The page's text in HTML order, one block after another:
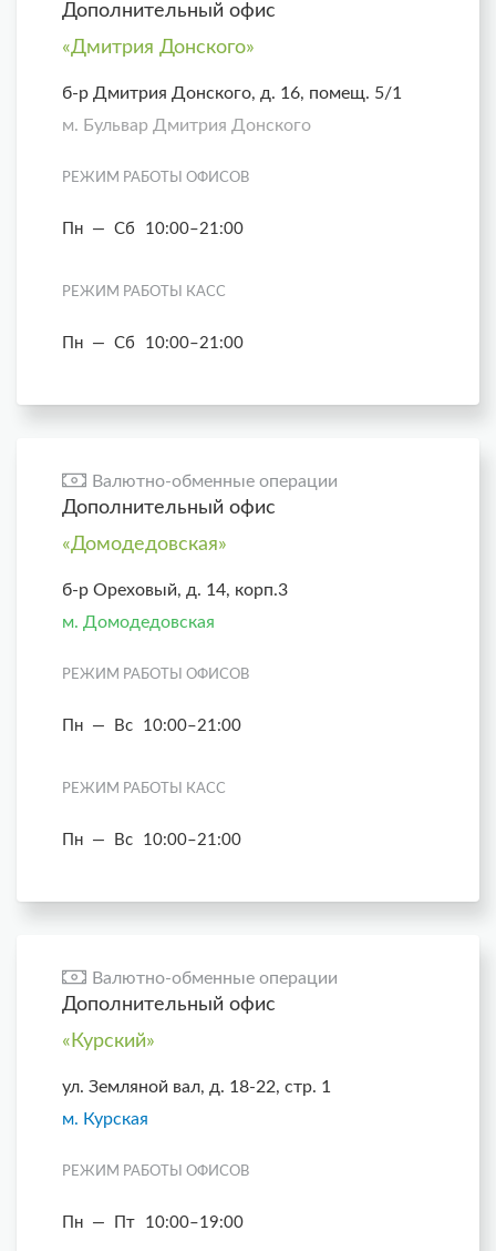
Дополнительный офис
«Дмитрия Донского»
б-р Дмитрия Донского, д. 16, помещ. 5/1
м. Бульвар Дмитрия Донского
РЕЖИМ РАБОТЫ ОФИСОВ
Пн — Сб 10:00–21:00
РЕЖИМ РАБОТЫ КАСС
Пн — Сб 10:00–21:00
Валютно-обменные операции
Дополнительный офис
«Домодедовская»
б-р Ореховый, д. 14, корп.3
м. Домодедовская
РЕЖИМ РАБОТЫ ОФИСОВ
Пн — Вс 10:00–21:00
РЕЖИМ РАБОТЫ КАСС
Пн — Вс 10:00–21:00
Валютно-обменные операции
Дополнительный офис
«Курский»
ул. Земляной вал, д. 18-22, стр. 1
м. Курская
РЕЖИМ РАБОТЫ ОФИСОВ
Пн — Пт 10:00–19:00